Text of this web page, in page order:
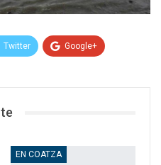
Twitter Google+
EN COATZA